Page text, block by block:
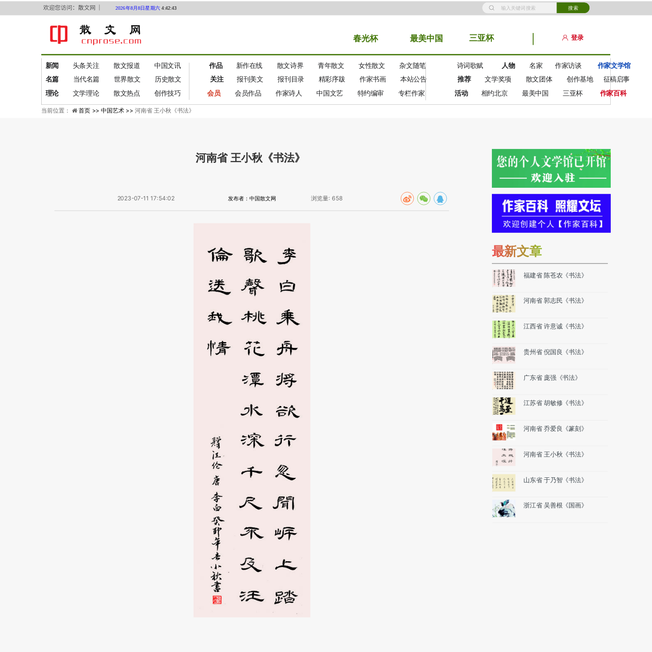
搜索
欢迎您访问：散文网 ｜
登录
春光杯 最美中国 三亚杯
新闻 头条关注 散文报道 中国文讯 作品 新作在线 散文诗界 青年散文 女性散文 杂文随笔 诗词歌赋 人物 名家 作家访谈 作家文学馆
名篇 当代名篇 世界散文 历史散文 关注 报刊美文 报刊目录 精彩序跋 作家书画 本站公告 推荐 文学奖项 散文团体 创作基地
征稿启事
理论
文学理论 散文热点 创作技巧 会员 会员作品 作家诗人 中国文艺 特约编审 专栏作家 活动 相约北京 最美中国 三亚杯 作家百科
2026年8月8日星期六 4:42:43
当前位置： 首页 >>中国艺术 >>河南省 王小秋《书法》
河南省 王小秋《书法》
2023-07-11 17:54:02 发布者：中国散文网 浏览量: 658
福建省 陈苍农《书法》
河南省 郭志民《书法》
江西省 许意诚《书法》
贵州省 倪国良《书法》
广东省 庞强《书法》
江苏省 胡敏修《书法》
河南省 乔爱良《篆刻》
河南省 王小秋《书法》
山东省 于乃智《书法》
浙江省 吴善根《国画》
最新文章